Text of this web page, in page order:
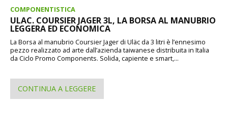
COMPONENTISTICA
ULAC. COURSIER JAGER 3L, LA BORSA AL MANUBRIO
LEGGERA ED ECONOMICA
La Borsa al manubrio Coursier Jager di Uläc da 3 litri è l’ennesimo
pezzo realizzato ad arte dall’azienda taiwanese distribuita in Italia
da Ciclo Promo Components. Solida, capiente e smart,...
CONTINUA A LEGGERE